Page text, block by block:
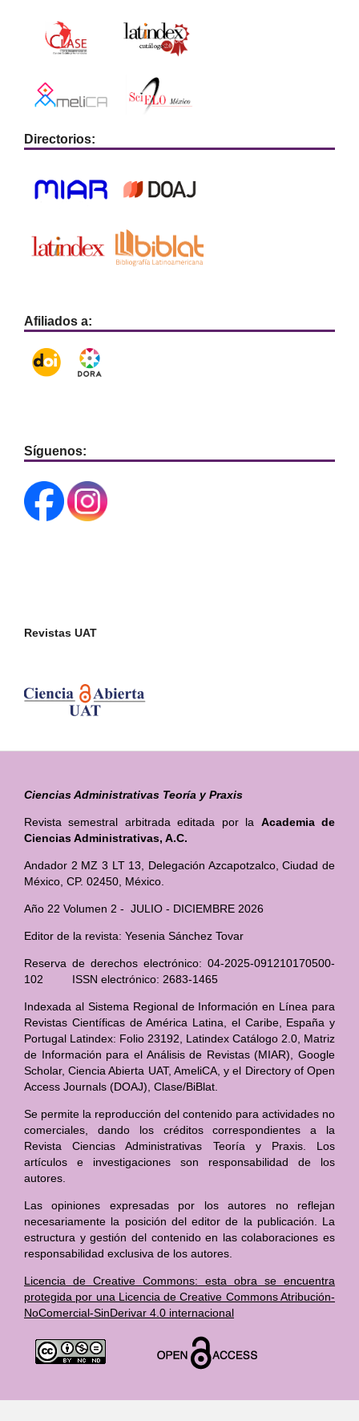
Directorios:
Afiliados a:
Síguenos:
Revistas UAT
Ciencias Administrativas Teoría y Praxis
Revista semestral arbitrada editada por la Academia de
Ciencias Administrativas, A.C.
Andador 2 MZ 3 LT 13, Delegación Azcapotzalco, Ciudad de
México, CP. 02450, México.
Año 22 Volumen 2 - JULIO - DICIEMBRE 2026
Editor de la revista: Yesenia Sánchez Tovar
Reserva de derechos electrónico: 04-2025-091210170500-
102 ISSN electrónico: 2683-1465
Indexada al Sistema Regional de Información en Línea para
Revistas Científicas de América Latina, el Caribe, España y
Portugal Latindex: Folio 23192, Latindex Catálogo 2.0, Matriz
de Información para el Análisis de Revistas (MIAR), Google
Scholar, Ciencia Abierta UAT, AmeliCA, y el Directory of Open
Access Journals (DOAJ), Clase/BiBlat.
Se permite la reproducción del contenido para actividades no
comerciales, dando los créditos correspondientes a la
Revista Ciencias Administrativas Teoría y Praxis. Los
artículos e investigaciones son responsabilidad de los
autores.
Las opiniones expresadas por los autores no reflejan
necesariamente la posición del editor de la publicación. La
estructura y gestión del contenido en las colaboraciones es
responsabilidad exclusiva de los autores.
Licencia de Creative Commons: esta obra se encuentra
protegida por una Licencia de Creative Commons Atribución-
NoComercial-SinDerivar 4.0 internacional